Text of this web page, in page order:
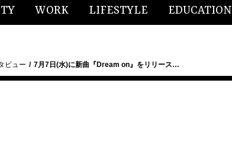
WORK LIFESTYLE EDUCATION
ビュー 7月7日(水)に新曲『Dream on』をリリース…